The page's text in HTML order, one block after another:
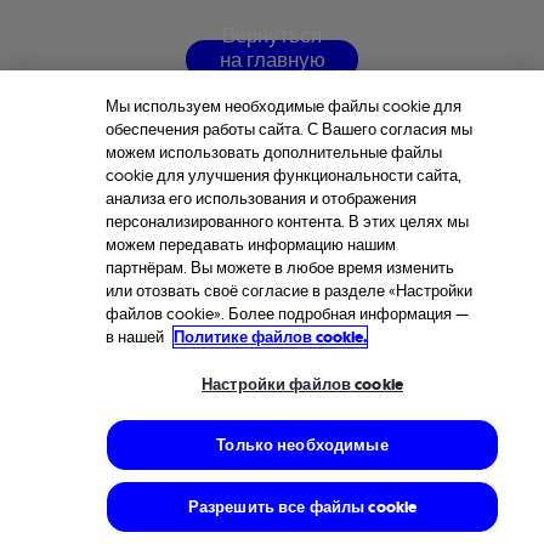
Вернуться
на главную
Мы используем необходимые файлы cookie для
обеспечения работы сайта. С Вашего согласия мы
можем использовать дополнительные файлы
cookie для улучшения функциональности сайта,
анализа его использования и отображения
персонализированного контента. В этих целях мы
можем передавать информацию нашим
партнёрам. Вы можете в любое время изменить
или отозвать своё согласие в разделе «Настройки
файлов cookie». Более подробная информация —
в нашей Политике файлов cookie.
Настройки файлов cookie
Только необходимые
Разрешить все файлы cookie